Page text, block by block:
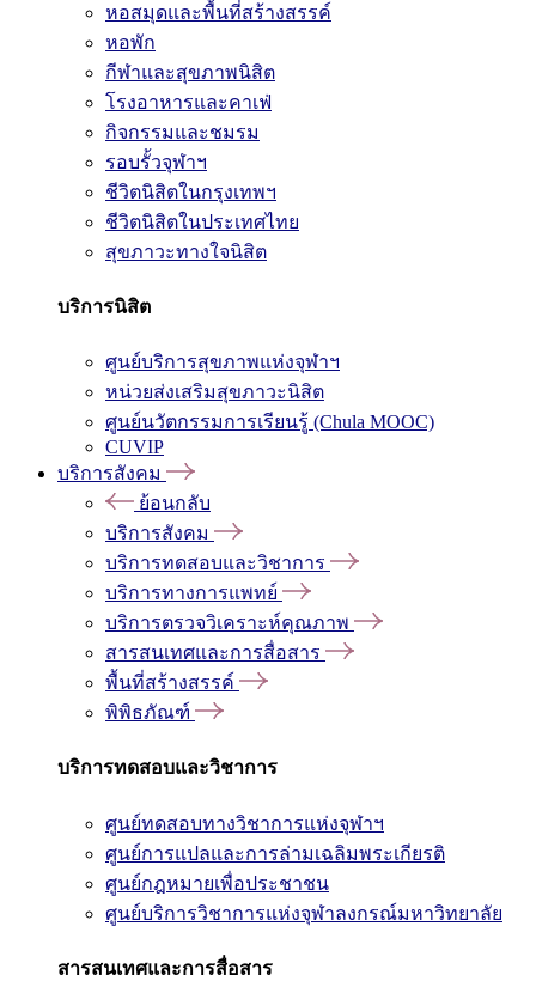
หอสมุดและพื้นที่สร้างสรรค์
หอพัก
กีฬาและสุขภาพนิสิต
โรงอาหารและคาเฟ่
กิจกรรมและชมรม
รอบรั้วจุฬาฯ
ชีวิตนิสิตในกรุงเทพฯ
ชีวิตนิสิตในประเทศไทย
สุขภาวะทางใจนิสิต
บริการนิสิต
ศูนย์บริการสุขภาพแห่งจุฬาฯ
หน่วยส่งเสริมสุขภาวะนิสิต
ศูนย์นวัตกรรมการเรียนรู้ (Chula MOOC)
CUVIP
บริการสังคม
ย้อนกลับ
บริการสังคม
บริการทดสอบและวิชาการ
บริการทางการแพทย์
บริการตรวจวิเคราะห์คุณภาพ
สารสนเทศและการสื่อสาร
พื้นที่สร้างสรรค์
พิพิธภัณฑ์
บริการทดสอบและวิชาการ
ศูนย์ทดสอบทางวิชาการแห่งจุฬาฯ
ศูนย์การแปลและการล่ามเฉลิมพระเกียรติ
ศูนย์กฎหมายเพื่อประชาชน
ศูนย์บริการวิชาการแห่งจุฬาลงกรณ์มหาวิทยาลัย
สารสนเทศและการสื่อสาร